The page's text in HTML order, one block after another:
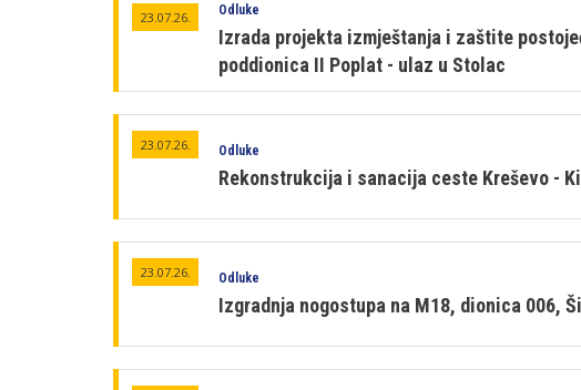
23.07.26. Odluke
Izrada projekta izmještanja i zaštite
poddionica II Poplat - ulaz u Stolac
23.07.26. Odluke
Rekonstrukcija i sanacija ceste Kreševo -
23.07.26. Odluke
Izgradnja nogostupa na M18, dionica 006,